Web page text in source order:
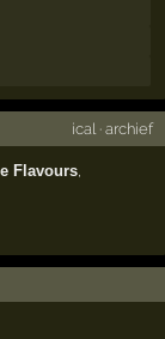
ical· archief
Flavours